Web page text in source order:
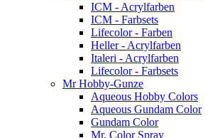
ICM - Acrylfarben
ICM - Farbsets
Lifecolor - Farben
Heller - Acrylfarben
Italeri - Acrylfarben
Lifecolor - Farbsets
Mr Hobby-Gunze
Aqueous Hobby Colors
Aqueous Gundam Color
Gundam Color
Mr. Color Spray